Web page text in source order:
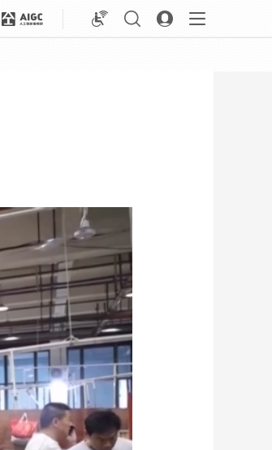
数智 5G 产业+
才艺 网展 央央好物